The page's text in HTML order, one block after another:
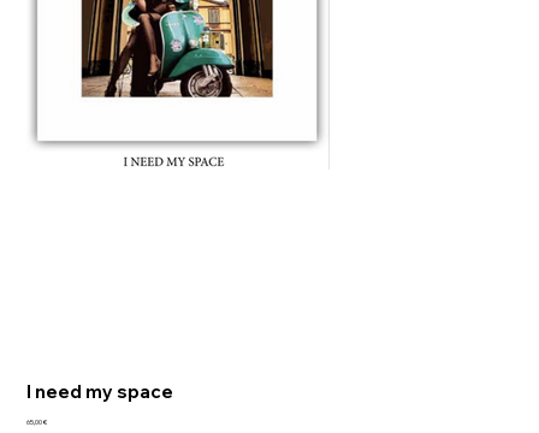
I need my space
Pris
65,00 €